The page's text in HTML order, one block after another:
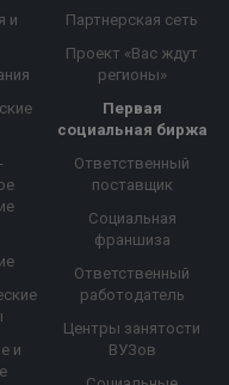
и
и
Партнерская сеть
Проект «Вас ждут
регионы»
Первая
социальная биржа
Ответственный
поставщик
Социальная
франшиза
Ответственный
работодатель
Центры занятости
ВУЗов